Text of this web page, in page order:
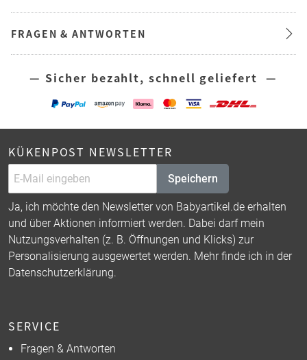
FRAGEN & ANTWORTEN
— Sicher bezahlt, schnell geliefert —
KÜKENPOST NEWSLETTER
Speichern
Ja, ich möchte den Newsletter von Babyartikel.de erhalten
und über Aktionen informiert werden. Dabei darf mein
Nutzungsverhalten (z. B. Öffnungen und Klicks) zur
Personalisierung ausgewertet werden. Mehr finde ich in der
Datenschutzerklärung.
SERVICE
Fragen & Antworten